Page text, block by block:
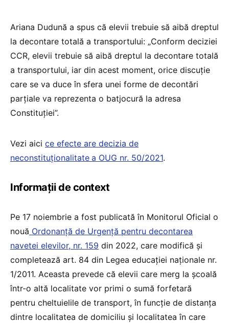
Ariana Dudună a spus că elevii trebuie să aibă dreptul
la decontare totală a transportului: „Conform deciziei
CCR, elevii trebuie să aibă dreptul la decontare totală
a transportului, iar din acest moment, orice discuție
care se va duce în sfera unei forme de decontări
parțiale va reprezenta o batjocură la adresa
Constituției”.
Vezi aici ce efecte are decizia de
neconstituționalitate a OUG nr. 50/2021.
Informații de context
Pe 17 noiembrie a fost publicată în Monitorul Oficial o
nouă Ordonanță de Urgență pentru decontarea
navetei elevilor, nr. 159 din 2022, care modifică și
completează art. 84 din Legea educației naționale nr.
1/2011. Aceasta prevede că elevii care merg la școală
într-o altă localitate vor primi o sumă forfetară
pentru cheltuielile de transport, în funcție de distanța
dintre localitatea de domiciliu și localitatea în care